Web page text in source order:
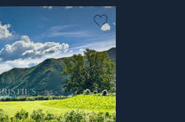
Non preferito